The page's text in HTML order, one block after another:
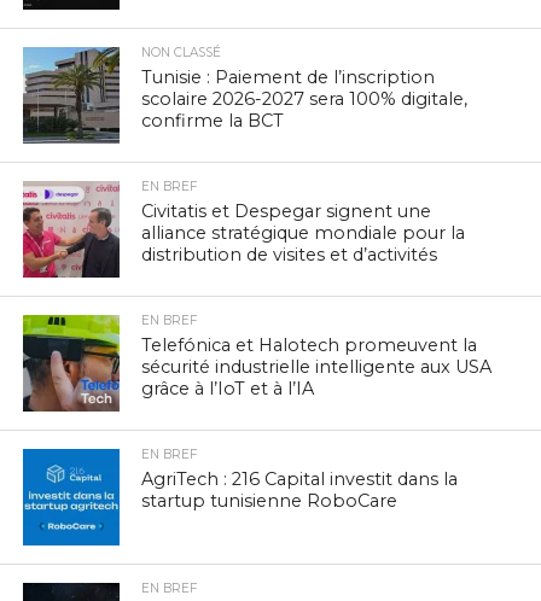
NON CLASSÉ
Tunisie : Paiement de l’inscription
scolaire 2026-2027 sera 100% digitale,
confirme la BCT
EN BREF
Civitatis et Despegar signent une
alliance stratégique mondiale pour la
distribution de visites et d’activités
EN BREF
Telefónica et Halotech promeuvent la
sécurité industrielle intelligente aux USA
grâce à l’IoT et à l’IA
EN BREF
AgriTech : 216 Capital investit dans la
startup tunisienne RoboCare
EN BREF